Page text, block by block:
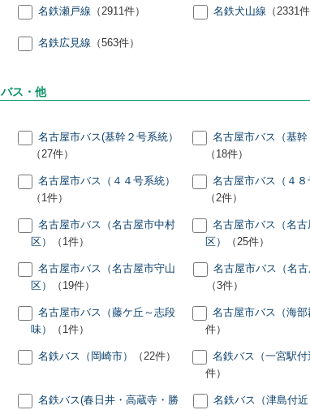
名鉄瀬戸線 （2911件） 名鉄犬山線 （2331件
名鉄広見線 （563件）
バス・他
名古屋市バス(基幹２号系統）
（27件）
名古屋市バス（基幹
（18件）
名古屋市バス（４４号系統）
（1件）
名古屋市バス（４８
（2件）
名古屋市バス（名古屋市中村
区）
（1件）
名古屋市バス（名古
区）
（25件）
名古屋市バス（名古屋市守山
区）
（19件）
名古屋市バス（名古
（3件）
名古屋市バス（藤ケ丘～志段
味）
（1件）
名古屋市バス（海部
件）
名鉄バス（岡崎市） （22件） 名鉄バス（一宮駅付
件）
名鉄バス(春日井・高蔵寺・勝
名鉄バス（津島付近